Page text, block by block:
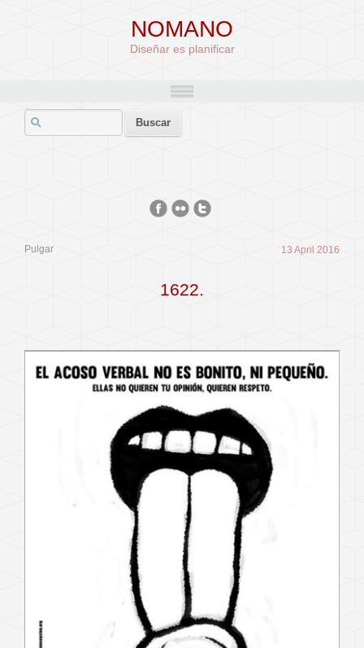
NOMANO
Diseñar es planificar
Pulgar 13 April 2016
1622.